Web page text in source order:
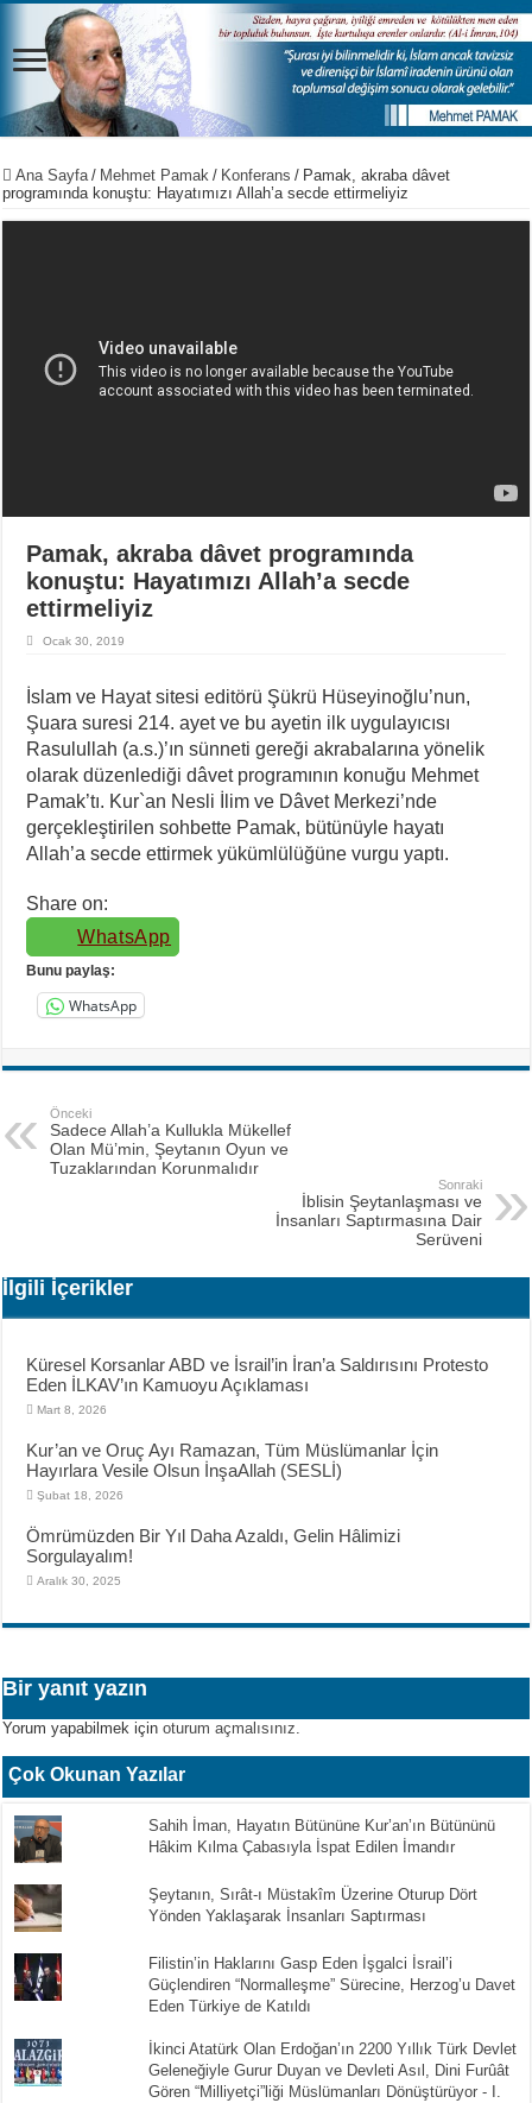
Ana Sayfa / Mehmet Pamak / Konferans / Pamak, akraba dâvet
programında konuştu: Hayatımızı Allah’a secde ettirmeliyiz
Pamak, akraba dâvet programında
konuştu: Hayatımızı Allah’a secde
ettirmeliyiz
Ocak 30, 2019
İslam ve Hayat sitesi editörü Şükrü Hüseyinoğlu’nun,
Şuara suresi 214. ayet ve bu ayetin ilk uygulayıcısı
Rasulullah (a.s.)’ın sünneti gereği akrabalarına yönelik
olarak düzenlediği dâvet programının konuğu Mehmet
Pamak’tı. Kur`an Nesli İlim ve Dâvet Merkezi’nde
gerçekleştirilen sohbette Pamak, bütünüyle hayatı
Allah’a secde ettirmek yükümlülüğüne vurgu yaptı.
Share on:
WhatsApp
Bunu paylaş:
WhatsApp
Önceki
Sadece Allah’a Kullukla Mükellef
Olan Mü’min, Şeytanın Oyun ve
Tuzaklarından Korunmalıdır
Sonraki
İblisin Şeytanlaşması ve
İnsanları Saptırmasına Dair
Serüveni
İlgili İçerikler
Küresel Korsanlar ABD ve İsrail’in İran’a Saldırısını Protesto
Eden İLKAV’ın Kamuoyu Açıklaması
Mart 8, 2026
Kur’an ve Oruç Ayı Ramazan, Tüm Müslümanlar İçin
Hayırlara Vesile Olsun İnşaAllah (SESLİ)
Şubat 18, 2026
Ömrümüzden Bir Yıl Daha Azaldı, Gelin Hâlimizi
Sorgulayalım!
Aralık 30, 2025
Bir yanıt yazın
Yorum yapabilmek içinoturum açmalısınız.
Çok Okunan Yazılar
Sahih İman, Hayatın Bütününe Kur’an’ın Bütününü
Hâkim Kılma Çabasıyla İspat Edilen İmandır
Şeytanın, Sırât-ı Müstakîm Üzerine Oturup Dört
Yönden Yaklaşarak İnsanları Saptırması
Filistin’in Haklarını Gasp Eden İşgalci İsrail’i
Güçlendiren “Normalleşme” Sürecine, Herzog’u Davet
Eden Türkiye de Katıldı
İkinci Atatürk Olan Erdoğan’ın 2200 Yıllık Türk Devlet
Geleneğiyle Gurur Duyan ve Devleti Asıl, Dini Furûât
Gören “Milliyetçi”liği Müslümanları Dönüştürüyor - I.